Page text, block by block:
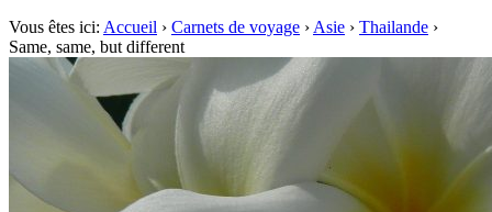
Vous êtes ici: Accueil › Carnets de voyage › Asie › Thailande ›
Same, same, but different